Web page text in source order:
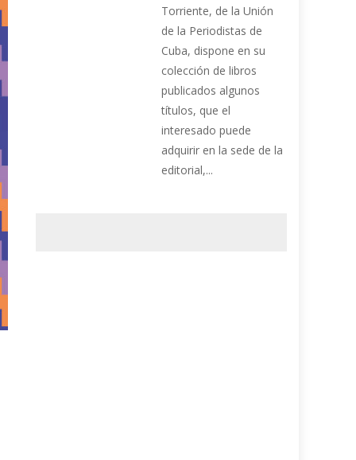
Torriente, de la Unión
de la Periodistas de
Cuba, dispone en su
colección de libros
publicados algunos
títulos, que el
interesado puede
adquirir en la sede de la
editorial,...